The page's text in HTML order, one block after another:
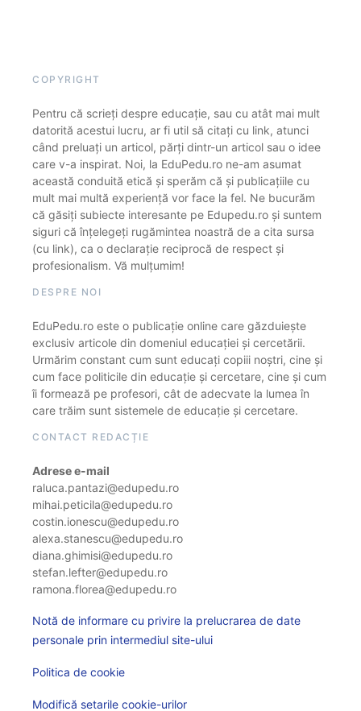
COPYRIGHT
Pentru că scrieți despre educație, sau cu atât mai mult
datorită acestui lucru, ar fi util să citați cu link, atunci
când preluați un articol, părți dintr-un articol sau o idee
care v-a inspirat. Noi, la EduPedu.ro ne-am asumat
această conduită etică și sperăm că și publicațiile cu
mult mai multă experiență vor face la fel. Ne bucurăm
că găsiți subiecte interesante pe Edupedu.ro și suntem
siguri că înțelegeți rugămintea noastră de a cita sursa
(cu link), ca o declarație reciprocă de respect și
profesionalism. Vă mulțumim!
DESPRE NOI
EduPedu.ro este o publicație online care găzduiește
exclusiv articole din domeniul educației și cercetării.
Urmărim constant cum sunt educați copiii noștri, cine și
cum face politicile din educație și cercetare, cine și cum
îi formează pe profesori, cât de adecvate la lumea în
care trăim sunt sistemele de educație și cercetare.
CONTACT REDACȚIE
Adrese e-mail
raluca.pantazi@edupedu.ro
mihai.peticila@edupedu.ro
costin.ionescu@edupedu.ro
alexa.stanescu@edupedu.ro
diana.ghimisi@edupedu.ro
stefan.lefter@edupedu.ro
ramona.florea@edupedu.ro
Notă de informare cu privire la prelucrarea de date
personale prin intermediul site-ului
Politica de cookie
Modifică setarile cookie-urilor